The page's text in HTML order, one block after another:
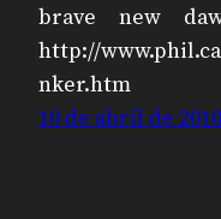
brave new
http://
nker.htm
10 de abril de 2010